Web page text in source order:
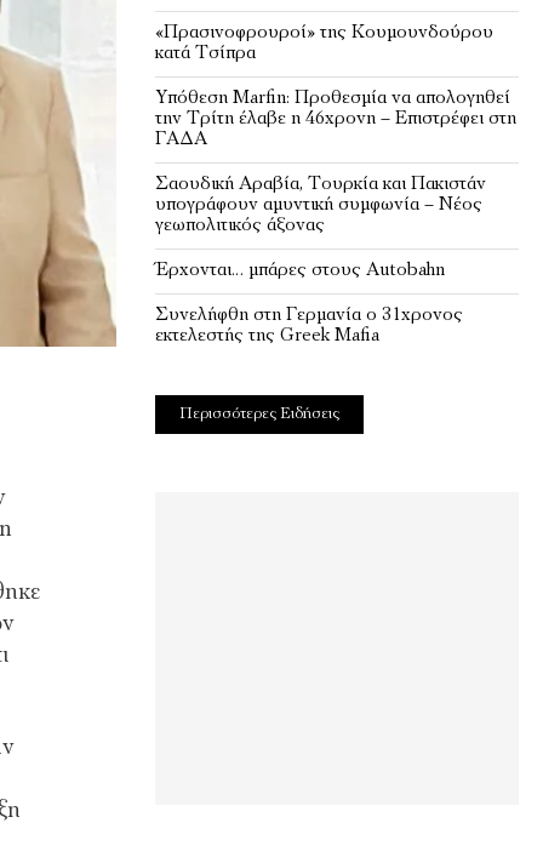
«Πρασινοφρουροί» της Κουμουνδούρου
κατά Τσίπρα
Υπόθεση Marfin: Προθεσμία να απολογηθεί
την Τρίτη έλαβε η 46χρονη – Επιστρέφει στη
ΓΑΔΑ
Σαουδική Αραβία, Τουρκία και Πακιστάν
υπογράφουν αμυντική συμφωνία – Νέος
γεωπολιτικός άξονας
Έρχονται… μπάρες στους Autobahn
Συνελήφθη στη Γερμανία ο 31χρονος
εκτελεστής της Greek Mafia
Περισσότερες Ειδήσεις